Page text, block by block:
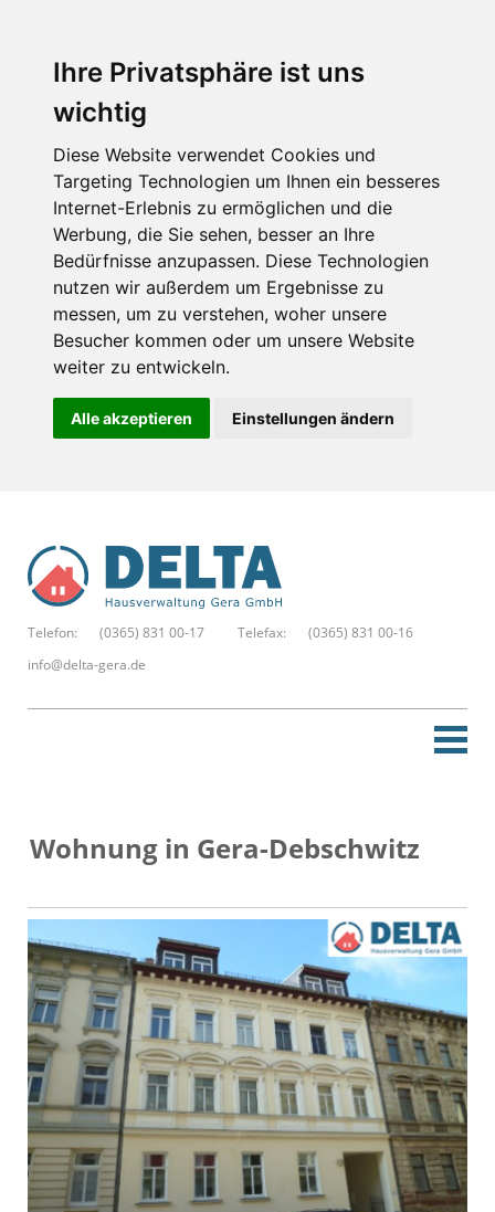
Ihre Privatsphäre ist uns
wichtig
Diese Website verwendet Cookies und
Targeting Technologien um Ihnen ein besseres
Internet-Erlebnis zu ermöglichen und die
Werbung, die Sie sehen, besser an Ihre
Bedürfnisse anzupassen. Diese Technologien
nutzen wir außerdem um Ergebnisse zu
messen, um zu verstehen, woher unsere
Besucher kommen oder um unsere Website
weiter zu entwickeln.
Alle akzeptieren Einstellungen ändern
Telefon: (0365) 831 00-17 Telefax:
(0365) 831 00-16
info@delta-gera.de
Neue Suche
Merkzettel
Kontakt
Impressum
Wohnung in Gera-Debschwitz